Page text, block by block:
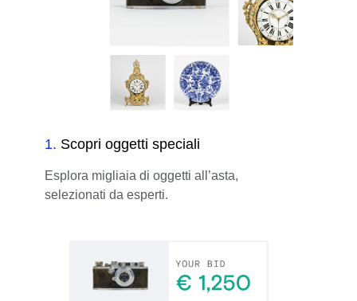
1. Scopri oggetti speciali
Esplora migliaia di oggetti all’asta,
selezionati da esperti.